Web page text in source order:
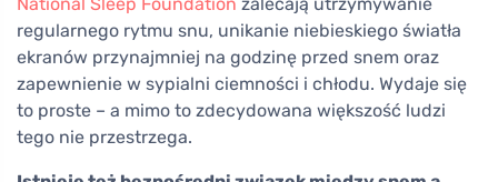
National Sleep Foundation zalecają utrzymywanie
regularnego rytmu snu, unikanie niebieskiego światła
ekranów przynajmniej na godzinę przed snem oraz
zapewnienie w sypialni ciemności i chłodu. Wydaje się
to proste – a mimo to zdecydowana większość ludzi
tego nie przestrzega.